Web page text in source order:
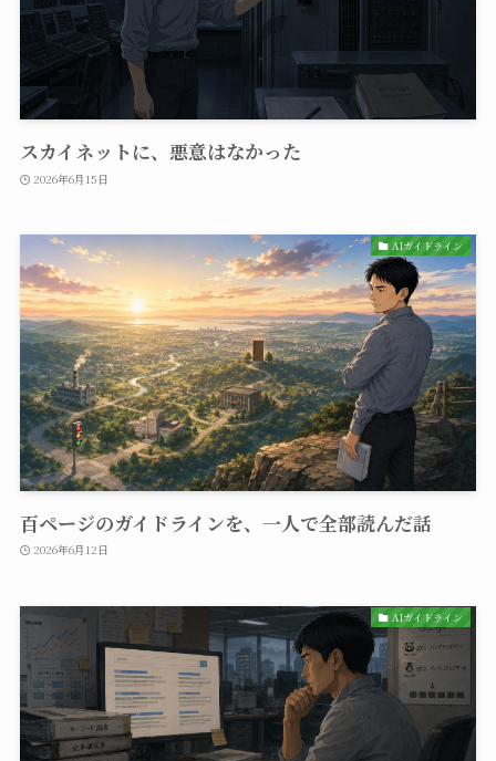
スカイネットに、悪意はなかった
2026年6月15日
AIガイドライン
百ページのガイドラインを、一人で全部読んだ話
2026年6月12日
AIガイドライン